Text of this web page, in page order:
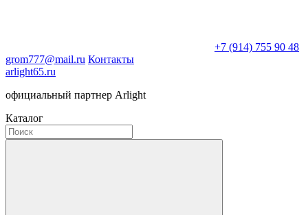
+7 (914) 755 90 48
grom777@mail.ru Контакты
arlight65.ru
официальный партнер Arlight
Каталог